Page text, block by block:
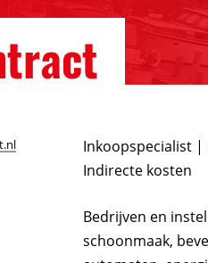
Inkoopspecialist
Indirecte kosten
Bedrijven en
schoonmaak,